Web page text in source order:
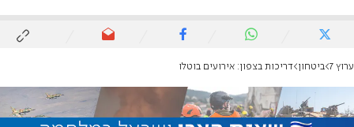
ערוץ 7 ביטחון דריכות בצפון: אירועים בוטלו